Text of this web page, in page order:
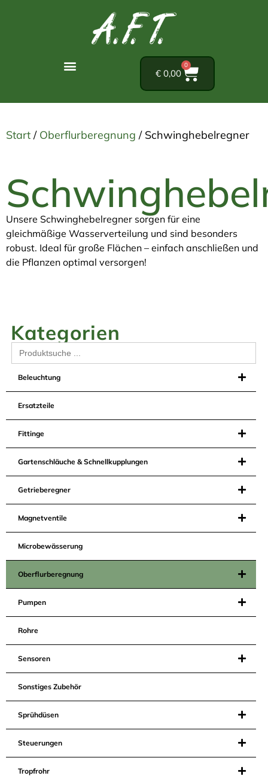
€ 0,00
0
Start / Oberflurberegnung / Schwinghebelregner
Unsere Schwinghebelregner sorgen für eine
gleichmäßige Wasserverteilung und sind besonders
robust. Ideal für große Flächen – einfach anschließen und
die Pflanzen optimal versorgen!
Kategorien
Search
for:
Beleuchtung
Ersatzteile
Fittinge
Gartenschläuche & Schnellkupplungen
Getrieberegner
Magnetventile
Microbewässerung
Oberflurberegnung
Pumpen
Rohre
Sensoren
Sonstiges Zubehör
Sprühdüsen
Steuerungen
Tropfrohr